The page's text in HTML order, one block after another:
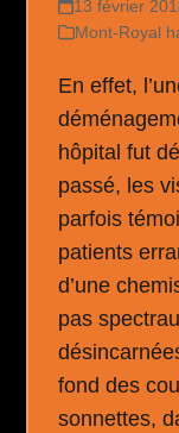
13 février
Mont-Royal
En effet,
hôpital fut
passé, les
parfois
patients
d’une
pas
fond des
sonnettes,